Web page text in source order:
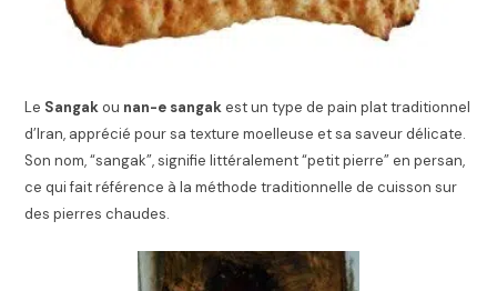
Le Sangakou nan-e sangakest un type de pain plat traditionnel
d’Iran, apprécié pour sa texture moelleuse et sa saveur délicate.
Son nom, “sangak”, signifie littéralement “petit pierre” en persan,
ce qui fait référence à la méthode traditionnelle de cuisson sur
des pierres chaudes.